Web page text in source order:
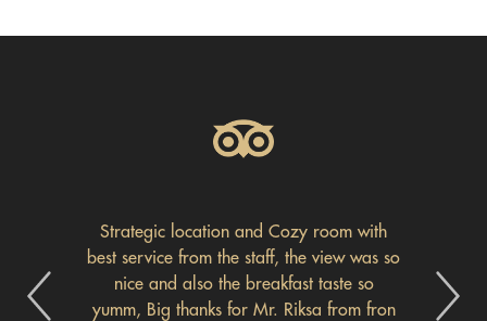
Strategic location and Cozy room with
best service from the staff, the view was so
nice and also the breakfast taste so
yumm, Big thanks for Mr. Riksa from fron